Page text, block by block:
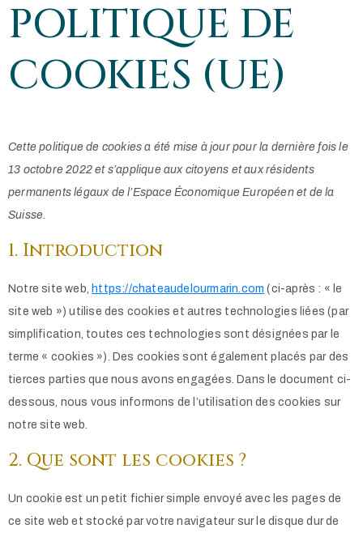
POLITIQUE DE
COOKIES (UE)
Cette politique de cookies a été mise à jour pour la dernière fois le
13 octobre 2022 et s’applique aux citoyens et aux résidents
permanents légaux de l’Espace Économique Européen et de la
Suisse.
1. Introduction
Notre site web, https://chateaudelourmarin.com (ci-après : « le
site web ») utilise des cookies et autres technologies liées (par
simplification, toutes ces technologies sont désignées par le
terme « cookies »). Des cookies sont également placés par des
tierces parties que nous avons engagées. Dans le document ci-
dessous, nous vous informons de l’utilisation des cookies sur
notre site web.
2. Que sont les cookies ?
Un cookie est un petit fichier simple envoyé avec les pages de
ce site web et stocké par votre navigateur sur le disque dur de